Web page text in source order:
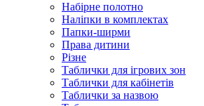
Набірне полотно
Наліпки в комплектах
Папки-ширми
Права дитини
Різне
Таблички для ігрових зон
Таблички для кабінетів
Таблички за назвою